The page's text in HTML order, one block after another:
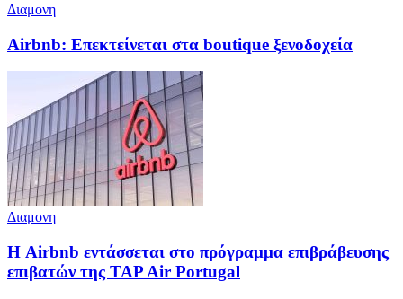
Διαμονη
Airbnb: Επεκτείνεται στα boutique ξενοδοχεία
Διαμονη
Η Airbnb εντάσσεται στο πρόγραμμα επιβράβευσης
επιβατών της TAP Air Portugal